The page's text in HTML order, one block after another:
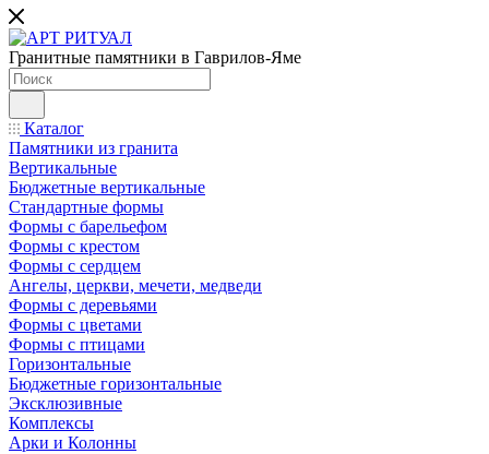
Гранитные памятники в Гаврилов-Яме
Каталог
Памятники из гранита
Вертикальные
Бюджетные вертикальные
Стандартные формы
Формы с барельефом
Формы с крестом
Формы с сердцем
Ангелы, церкви, мечети, медведи
Формы с деревьями
Формы с цветами
Формы с птицами
Горизонтальные
Бюджетные горизонтальные
Эксклюзивные
Комплексы
Арки и Колонны